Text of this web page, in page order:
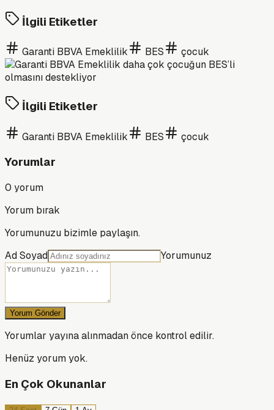
İlgili Etiketler
Garanti BBVA Emeklilik BES çocuk
İlgili Etiketler
Garanti BBVA Emeklilik BES çocuk
Yorumlar
0 yorum
Yorum bırak
Yorumunuzu bizimle paylaşın.
Ad Soyad
Yorumunuz
Yorum Gönder
Yorumlar yayına alınmadan önce kontrol edilir.
Henüz yorum yok.
En Çok Okunanlar